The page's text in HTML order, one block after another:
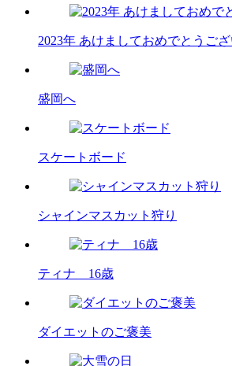
2023年 あけましておめでとうご
盛岡へ
スケートボード
シャインマスカット狩り
ティナ 16歳
ダイエットのご褒美